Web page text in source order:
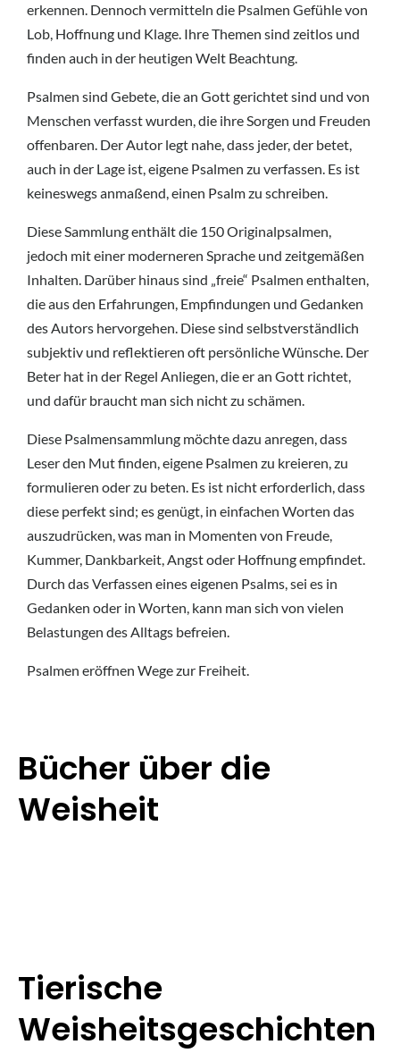
erkennen. Dennoch vermitteln die Psalmen Gefühle von
Lob, Hoffnung und Klage. Ihre Themen sind zeitlos und
finden auch in der heutigen Welt Beachtung.
Psalmen sind Gebete, die an Gott gerichtet sind und von
Menschen verfasst wurden, die ihre Sorgen und Freuden
offenbaren. Der Autor legt nahe, dass jeder, der betet,
auch in der Lage ist, eigene Psalmen zu verfassen. Es ist
keineswegs anmaßend, einen Psalm zu schreiben.
Diese Sammlung enthält die 150 Originalpsalmen,
jedoch mit einer moderneren Sprache und zeitgemäßen
Inhalten. Darüber hinaus sind „freie“ Psalmen enthalten,
die aus den Erfahrungen, Empfindungen und Gedanken
des Autors hervorgehen. Diese sind selbstverständlich
subjektiv und reflektieren oft persönliche Wünsche. Der
Beter hat in der Regel Anliegen, die er an Gott richtet,
und dafür braucht man sich nicht zu schämen.
Diese Psalmensammlung möchte dazu anregen, dass
Leser den Mut finden, eigene Psalmen zu kreieren, zu
formulieren oder zu beten. Es ist nicht erforderlich, dass
diese perfekt sind; es genügt, in einfachen Worten das
auszudrücken, was man in Momenten von Freude,
Kummer, Dankbarkeit, Angst oder Hoffnung empfindet.
Durch das Verfassen eines eigenen Psalms, sei es in
Gedanken oder in Worten, kann man sich von vielen
Belastungen des Alltags befreien.
Psalmen eröffnen Wege zur Freiheit.
Bücher über die
Weisheit
Tierische
Weisheitsgeschichten